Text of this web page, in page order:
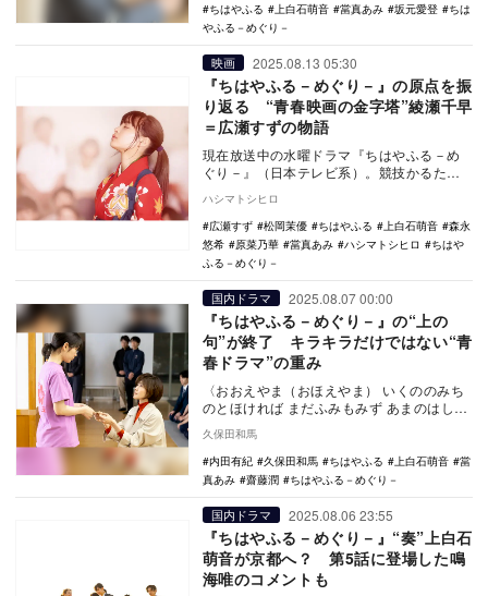
ちはやふる
上白石萌音 當真あみ 坂元愛登
ちは
やふる－めぐり－
映画 2025.08.13 05:30
『ちはやふる－めぐり－』の原点を振
り返る “青春映画の金字塔”綾瀬千早
＝広瀬すずの物語
現在放送中の水曜ドラマ『ちはやふる－め
ぐり－』（日本テレビ系）。競技かるたに
ちょうど10年…
ハシマトシヒロ
広瀬すず
松岡茉優 ちはやふる 上白石萌音
森永
悠希
原菜乃華 當真あみ ハシマトシヒロ
ちはや
ふる－めぐり－
国内ドラマ 2025.08.07 00:00
『ちはやふる－めぐり－』の“上の
句”が終了 キラキラだけではない“青
春ドラマ”の重み
〈おおえやま（おほえやま） いくののみち
のとほければ まだふみもみず あまのはしだ
娘…
久保田和馬
内田有紀
久保田和馬 ちはやふる 上白石萌音
當
真あみ
齋藤潤 ちはやふる－めぐり－
国内ドラマ 2025.08.06 23:55
『ちはやふる－めぐり－』“奏”上白石
萌音が京都へ？ 第5話に登場した鳴
海唯のコメントも